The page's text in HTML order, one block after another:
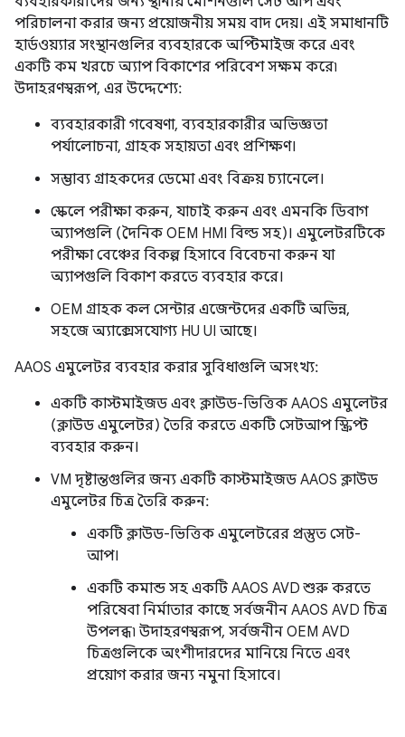
পরিচালনা করার জন্য প্রয়োজনীয় সময় বাদ দেয়। এই সমাধানটি
হার্ডওয়্যার সংস্থানগুলির ব্যবহারকে অপ্টিমাইজ করে এবং
একটি কম খরচে অ্যাপ বিকাশের পরিবেশ সক্ষম করে৷
উদাহরণস্বরূপ, এর উদ্দেশ্যে:
ব্যবহারকারী গবেষণা, ব্যবহারকারীর অভিজ্ঞতা
পর্যালোচনা, গ্রাহক সহায়তা এবং প্রশিক্ষণ।
সম্ভাব্য গ্রাহকদের ডেমো এবং বিক্রয় চ্যানেলে।
স্কেলে পরীক্ষা করুন, যাচাই করুন এবং এমনকি ডিবাগ
অ্যাপগুলি (দৈনিক OEM HMI বিল্ড সহ)। এমুলেটরটিকে
পরীক্ষা বেঞ্চের বিকল্প হিসাবে বিবেচনা করুন যা
অ্যাপগুলি বিকাশ করতে ব্যবহার করে।
OEM গ্রাহক কল সেন্টার এজেন্টদের একটি অভিন্ন,
সহজে অ্যাক্সেসযোগ্য HU UI আছে।
AAOS এমুলেটর ব্যবহার করার সুবিধাগুলি অসংখ্য:
একটি কাস্টমাইজড এবং ক্লাউড-ভিত্তিক AAOS এমুলেটর
(ক্লাউড এমুলেটর) তৈরি করতে একটি সেটআপ স্ক্রিপ্ট
ব্যবহার করুন।
VM দৃষ্টান্তগুলির জন্য একটি কাস্টমাইজড AAOS ক্লাউড
এমুলেটর চিত্র তৈরি করুন:
একটি ক্লাউড-ভিত্তিক এমুলেটরের প্রস্তুত সেট-
আপ।
একটি কমান্ড সহ একটি AAOS AVD শুরু করতে
পরিষেবা নির্মাতার কাছে সর্বজনীন AAOS AVD চিত্র
উপলব্ধ৷ উদাহরণস্বরূপ, সর্বজনীন OEM AVD
চিত্রগুলিকে অংশীদারদের মানিয়ে নিতে এবং
প্রয়োগ করার জন্য নমুনা হিসাবে।